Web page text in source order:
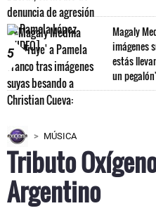
5
Magaly
imágenes
estás
un
MÚSICA
Tributo
Argentino